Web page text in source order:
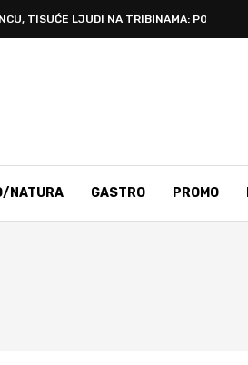
TISUĆE LJUDI NA TRIBINAMA: POZNATI...
NATURA GASTRO PROMO